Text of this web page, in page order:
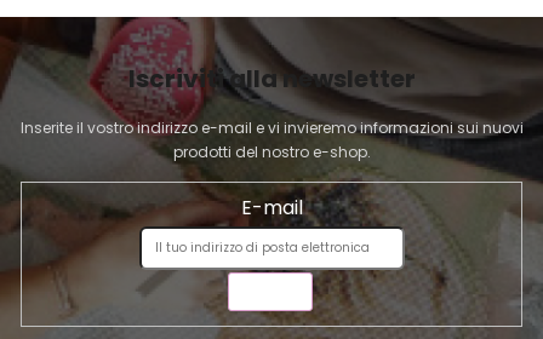
'
e
l
e
n
c
o
G
N
Iscriviti alla newsletter
Inserite il vostro indirizzo e-mail e vi invieremo informazioni sui nuovi
prodotti del nostro e-shop.
E-mail